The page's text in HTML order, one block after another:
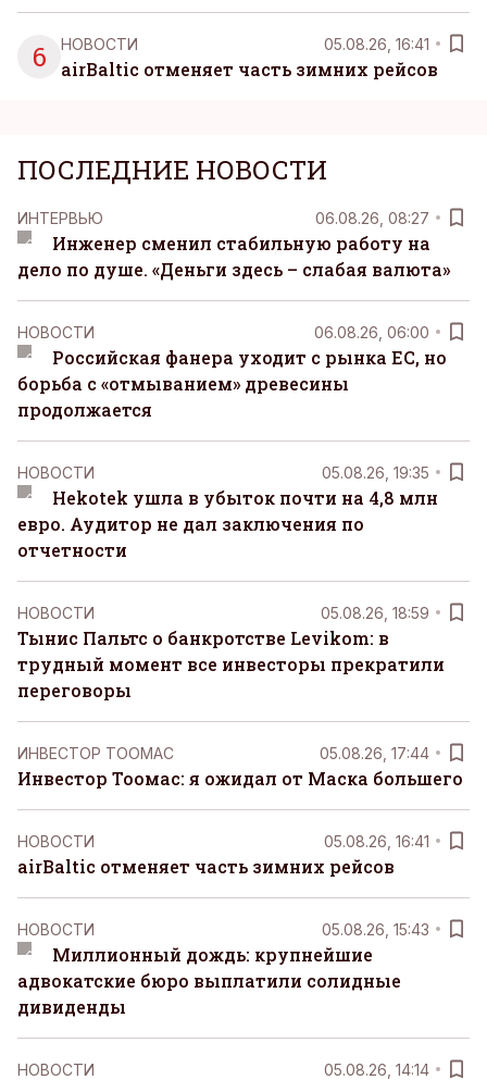
6 НОВОСТИ 05.08.26, 16:41
airBaltic отменяет часть зимних рейсов
ПОСЛЕДНИЕ НОВОСТИ
ИНТЕРВЬЮ 06.08.26, 08:27
Инженер сменил стабильную работу на
дело по душе. «Деньги здесь – слабая валюта»
НОВОСТИ 06.08.26, 06:00
Российская фанера уходит с рынка ЕС, но
борьба с «отмыванием» древесины
продолжается
НОВОСТИ 05.08.26, 19:35
Hekotek ушла в убыток почти на 4,8 млн
евро. Аудитор не дал заключения по
отчетности
НОВОСТИ 05.08.26, 18:59
Тынис Пальтс о банкротстве Levikom: в
трудный момент все инвесторы прекратили
переговоры
ИНВЕСТОР ТООМАС 05.08.26, 17:44
Инвестор Тоомас: я ожидал от Маска большего
НОВОСТИ 05.08.26, 16:41
airBaltic отменяет часть зимних рейсов
НОВОСТИ 05.08.26, 15:43
Миллионный дождь: крупнейшие
адвокатские бюро выплатили солидные
дивиденды
НОВОСТИ 05.08.26, 14:14